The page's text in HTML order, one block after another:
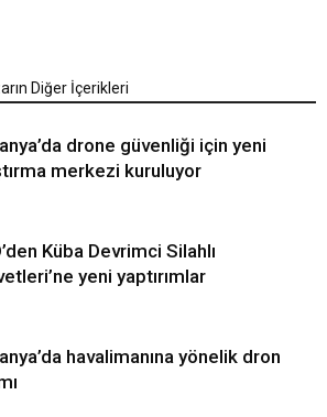
Diğer İçerikleri
drone güvenliği için yeni
merkezi kuruluyor
Küba Devrimci Silahlı
yeni yaptırımlar
havalimanına yönelik dron